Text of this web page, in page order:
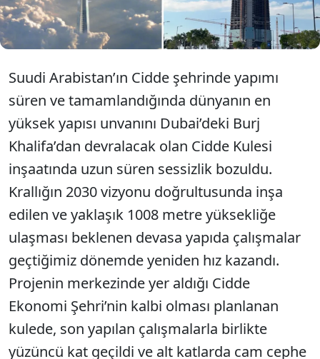
Burj Khalifa’yı geride bırakması bekleniyor.
Suudi Arabistan’ın Cidde şehrinde yapımı
süren ve tamamlandığında dünyanın en
yüksek yapısı unvanını Dubai’deki Burj
Khalifa’dan devralacak olan Cidde Kulesi
inşaatında uzun süren sessizlik bozuldu.
Krallığın 2030 vizyonu doğrultusunda inşa
edilen ve yaklaşık 1008 metre yüksekliğe
ulaşması beklenen devasa yapıda çalışmalar
geçtiğimiz dönemde yeniden hız kazandı.
Projenin merkezinde yer aldığı Cidde
Ekonomi Şehri’nin kalbi olması planlanan
kulede, son yapılan çalışmalarla birlikte
yüzüncü kat geçildi ve alt katlarda cam cephe